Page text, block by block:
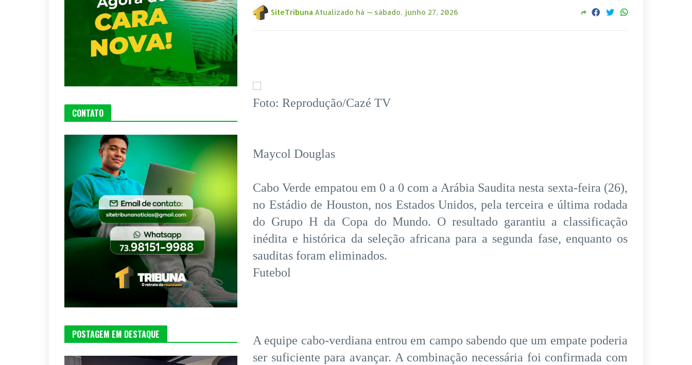
SiteTribuna Atualizado há — sábado, junho 27, 2026
Foto: Reprodução/Cazé TV
Maycol Douglas
Cabo Verde empatou em 0 a 0 com a Arábia Saudita nesta sexta-feira (26),
no Estádio de Houston, nos Estados Unidos, pela terceira e última rodada
do Grupo H da Copa do Mundo. O resultado garantiu a classificação
inédita e histórica da seleção africana para a segunda fase, enquanto os
sauditas foram eliminados.
Futebol
A equipe cabo-verdiana entrou em campo sabendo que um empate poderia
ser suficiente para avançar. A combinação necessária foi confirmada com
CONTATO
POSTAGEM EM DESTAQUE